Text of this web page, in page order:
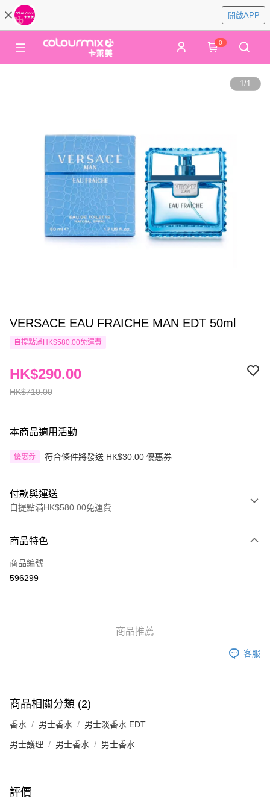
開啟APP
0
1/1
VERSACE EAU FRAICHE MAN EDT 50ml
自提點滿HK$580.00免運費
HK$710.00
HK$290.00
本商品適用活動
優惠券 符合條件將發送 HK$30.00 優惠券
付款與運送
自提點滿HK$580.00免運費
信用卡
Apple Pay
相關說明
銀行匯款 請將存款存到以下銀行帳戶，並於存款單據寫上訂單編號後電郵至
eshop@colourmix-cosmetics.com** **我們不會處理沒有提供存款單據的訂
送貨方式
付款後順豐自助櫃取貨
付款後順豐站及營業點取貨
商品特色
商品編號
596299
商品推薦
客服
商品相關分類 (2)
香水 男士香水 男士淡香水 EDT
男士護理 男士香水 男士香水
評價